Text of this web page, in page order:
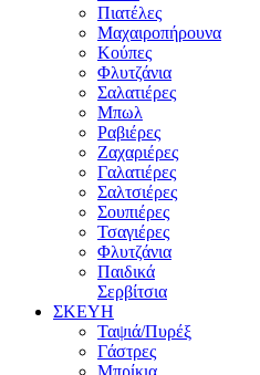
Πιατέλες
Μαχαιροπήρουνα
Κούπες
Φλυτζάνια
Σαλατιέρες
Μπωλ
Ραβιέρες
Ζαχαριέρες
Γαλατιέρες
Σαλτσιέρες
Σουπιέρες
Τσαγιέρες
Φλυτζάνια
Παιδικά
Σερβίτσια
ΣΚΕΥΗ
Ταψιά/Πυρέξ
Γάστρες